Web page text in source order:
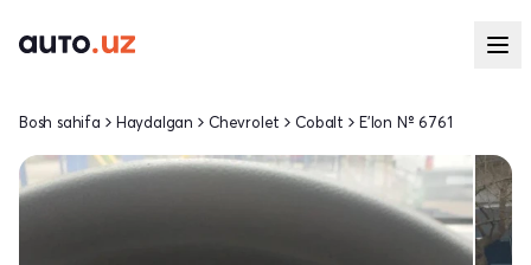
Bosh sahifa Haydalgan Chevrolet Cobalt E'lon № 6761